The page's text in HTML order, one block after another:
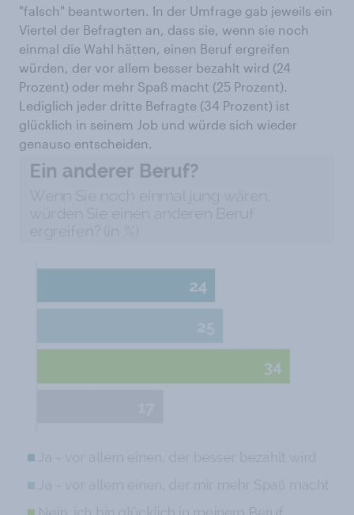
"falsch" beantworten. In der Umfrage gab jeweils ein
Viertel der Befragten an, dass sie, wenn sie noch
einmal die Wahl hätten, einen Beruf ergreifen
würden, der vor allem besser bezahlt wird (24
Prozent) oder mehr Spaß macht (25 Prozent).
Lediglich jeder dritte Befragte (34 Prozent) ist
glücklich in seinem Job und würde sich wieder
genauso entscheiden.